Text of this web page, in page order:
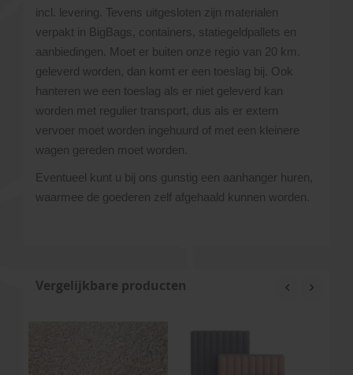
incl. levering. Tevens uitgesloten zijn materialen
verpakt in BigBags, containers, statiegeldpallets en
aanbiedingen. Moet er buiten onze regio van 20 km.
geleverd worden, dan komt er een toeslag bij. Ook
hanteren we een toeslag als er niet geleverd kan
worden met regulier transport, dus als er extern
vervoer moet worden ingehuurd of met een kleinere
wagen gereden moet worden.
Eventueel kunt u bij ons gunstig een aanhanger huren,
waarmee de goederen zelf afgehaald kunnen worden.
Vergelijkbare producten